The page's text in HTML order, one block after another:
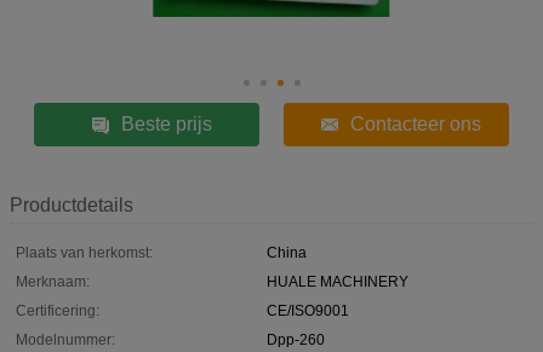
Beste prijs Contacteer ons
Productdetails
Plaats van herkomst:
China
Merknaam:
HUALE MACHINERY
Certificering:
CE/ISO9001
Modelnummer:
Dpp-260